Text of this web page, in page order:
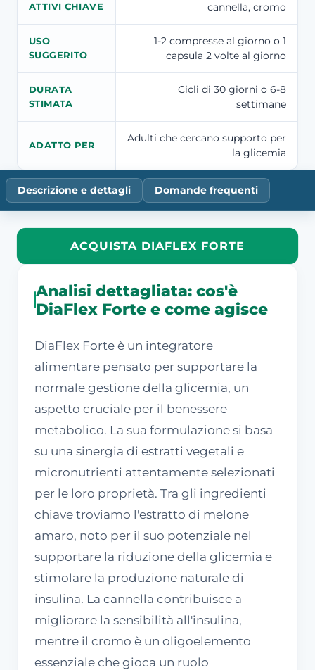
ATTIVI CHIAVE
cannella, cromo
USO
SUGGERITO
1-2 compresse al giorno o 1
capsula 2 volte al giorno
DURATA
STIMATA
Cicli di 30 giorni o 6-8
settimane
ADATTO PER
Adulti che cercano supporto per
la glicemia
Descrizione e dettagli Domande frequenti
ACQUISTA DIAFLEX FORTE
Analisi dettagliata: cos'è
DiaFlex Forte e come agisce
DiaFlex Forte è un integratore
alimentare pensato per supportare la
normale gestione della glicemia, un
aspetto cruciale per il benessere
metabolico. La sua formulazione si basa
su una sinergia di estratti vegetali e
micronutrienti attentamente selezionati
per le loro proprietà. Tra gli ingredienti
chiave troviamo l'estratto di melone
amaro, noto per il suo potenziale nel
supportare la riduzione della glicemia e
stimolare la produzione naturale di
insulina. La cannella contribuisce a
migliorare la sensibilità all'insulina,
mentre il cromo è un oligoelemento
essenziale che gioca un ruolo